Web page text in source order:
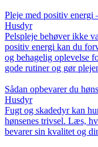
Pleje med positiv energi
Husdyr
Pelspleje behøver ikke
positiv energi kan du
og behagelig oplevelse
gode rutiner og gør
Sådan opbevarer du
Husdyr
Fugt og skadedyr kan
hønsenes trivsel. Læs,
bevarer sin kvalitet og